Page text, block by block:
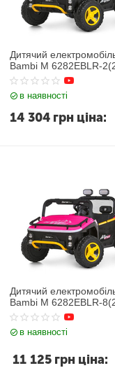
Дитячий
Bambi M 6282EBLR-
в наявності
14 304 грн ціна:
Дитячий
Bambi M 6282EBLR-
в наявності
11 125 грн ціна: